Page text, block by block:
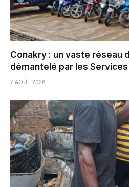
Conakry : un vaste réseau
démantelé par les
7 AOÛT 2026